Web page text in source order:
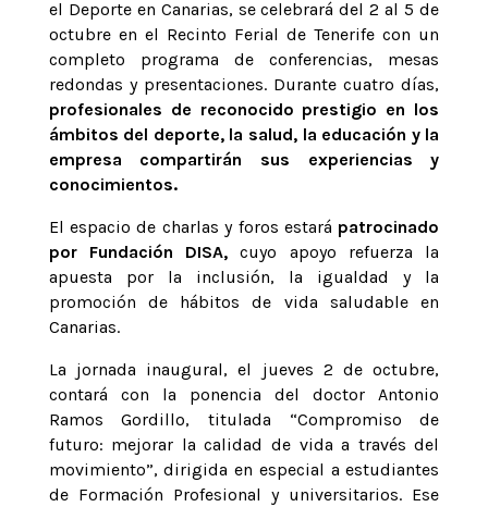
el Deporte en Canarias, se celebrará del 2 al 5 de
octubre en el Recinto Ferial de Tenerife con un
completo programa de conferencias, mesas
redondas y presentaciones. Durante cuatro días,
profesionales de reconocido prestigio en los
ámbitos del deporte, la salud, la educación y la
empresa compartirán sus experiencias y
conocimientos.
El espacio de charlas y foros estará patrocinado
por Fundación DISA, cuyo apoyo refuerza la
apuesta por la inclusión, la igualdad y la
promoción de hábitos de vida saludable en
Canarias.
La jornada inaugural, el jueves 2 de octubre,
contará con la ponencia del doctor Antonio
Ramos Gordillo, titulada “Compromiso de
futuro: mejorar la calidad de vida a través del
movimiento”, dirigida en especial a estudiantes
de Formación Profesional y universitarios. Ese